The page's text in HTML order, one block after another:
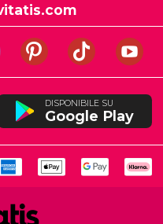
DISPONIBILE SU
Google Play